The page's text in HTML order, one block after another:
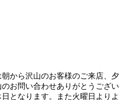
から沢山のお客様のご来店、夕
お問い合わせありがとうござい
となります。また火曜日よりよ